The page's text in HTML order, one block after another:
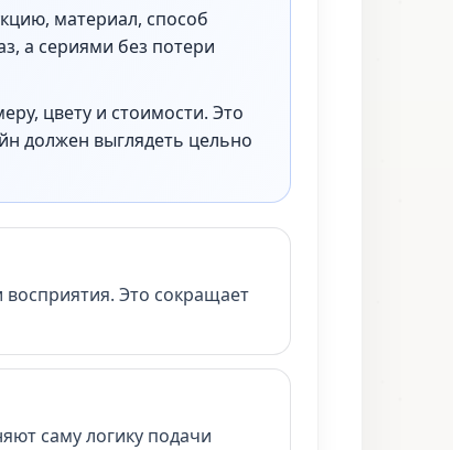
материал, способ
а сериями без потери
цвету и стоимости. Это
должен выглядеть цельно
Это сокращает
саму логику подачи